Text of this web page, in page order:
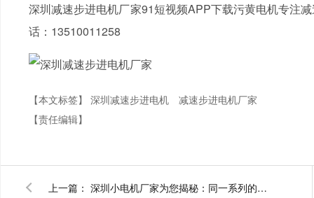
深圳减速步进电机厂家91短视频APP下载污黄电机专注减
话：13510011258
【本文标签】 深圳减速步进电机
减速步进电机厂家
【责任编辑】
上一篇： 深圳小电机厂家为您揭秘：同一系列的电机，为什么小电机的效率低？